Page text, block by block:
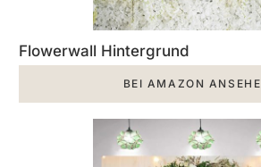
Flowerwall Hintergrund
BEI AMAZON